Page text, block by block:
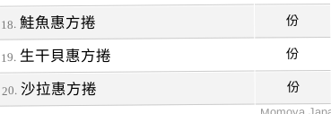
鮭魚惠方捲 份
生干貝惠方捲 份
沙拉惠方捲 份